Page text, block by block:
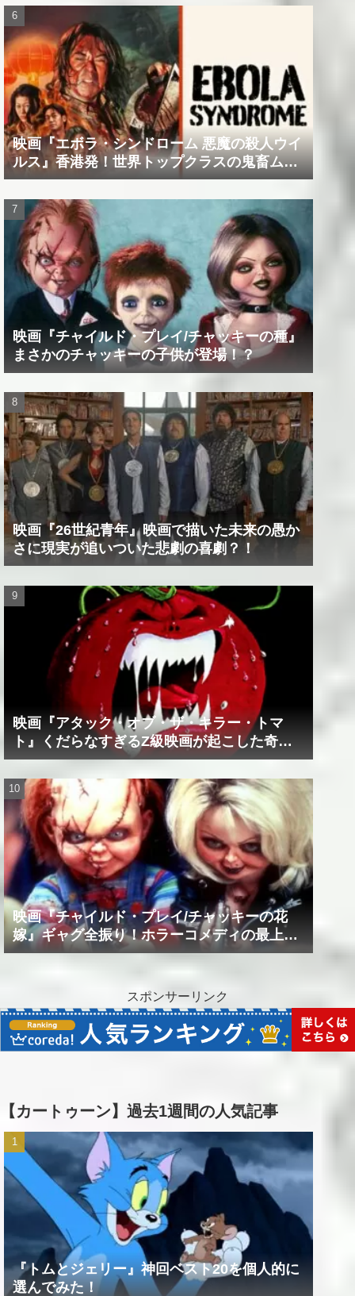
映画『エボラ・シンドローム 悪魔の殺人ウイ
ルス』香港発！世界トップクラスの鬼畜ムー
ビー！！
映画『チャイルド・プレイ/チャッキーの種』
まさかのチャッキーの子供が登場！？
映画『26世紀青年』映画で描いた未来の愚か
さに現実が追いついた悲劇の喜劇？！
映画『アタック・オブ・ザ・キラー・トマ
ト』くだらなすぎるZ級映画が起こした奇跡
の数々！？
映画『チャイルド・プレイ/チャッキーの花
嫁』ギャグ全振り！ホラーコメディの最上級
作品！！
スポンサーリンク
【カートゥーン】過去1週間の人気記事
『トムとジェリー』神回ベスト20を個人的に
選んでみた！